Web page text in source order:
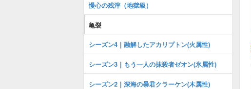
慢心の残滓（地獄級）
亀裂
シーズン4｜融解したアカリプトン(火属性)
シーズン3｜もう一人の抹殺者ゼオン(氷属性)
シーズン2｜深海の暴君クラーケン(木属性)